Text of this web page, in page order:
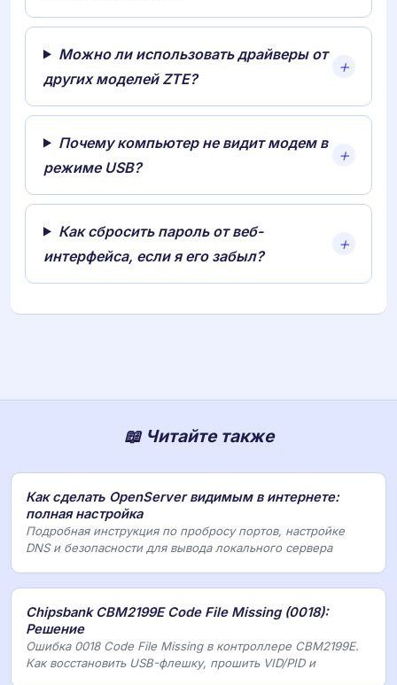
Можно ли использовать драйверы от
других моделей ZTE?
Почему компьютер не видит модем в
режиме USB?
Как сбросить пароль от веб-
интерфейса, если я его забыл?
📖 Читайте также
Как сделать OpenServer видимым в интернете:
полная настройка
Подробная инструкция по пробросу портов, настройке
DNS и безопасности для вывода локального сервера
Chipsbank CBM2199E Code File Missing (0018):
Решение
Ошибка 0018 Code File Missing в контроллере CBM2199E.
Как восстановить USB-флешку, прошить VID/PID и